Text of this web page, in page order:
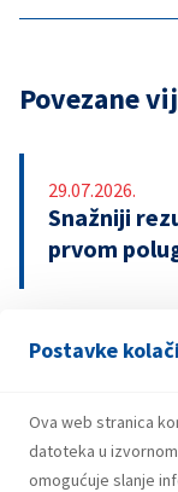
Postavke
Ova web stranica
datoteka u
omogućuje slanje
Povezane
29.07.2026.
Snažniji
prvom
21.07.2026.
u iznosu od